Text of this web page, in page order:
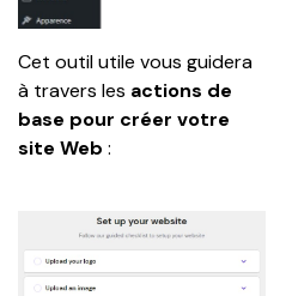
Cet outil utile vous guidera
à travers les actions de
base pour créer votre
site Web :